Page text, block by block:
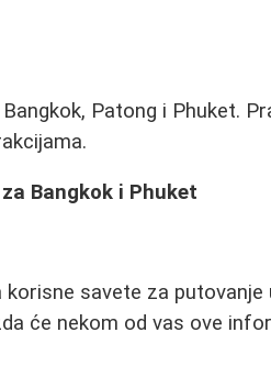
Patong i Phuket.
Bangkok i Phuket
savete za putovanje
će nekom od vas ove